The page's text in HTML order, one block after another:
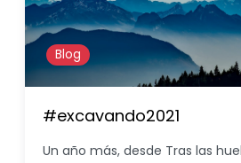
Blog
#excavando2021
Un año más, desde Tras las